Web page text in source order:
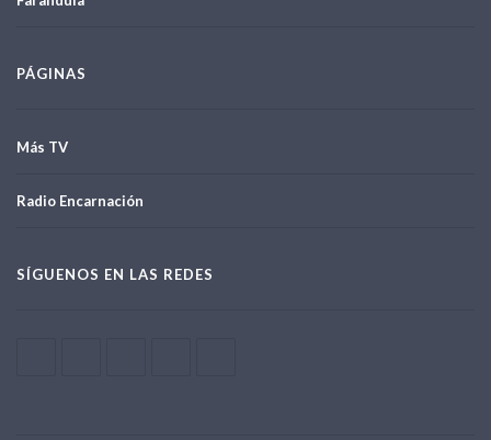
PÁGINAS
Más TV
Radio Encarnación
SÍGUENOS EN LAS REDES